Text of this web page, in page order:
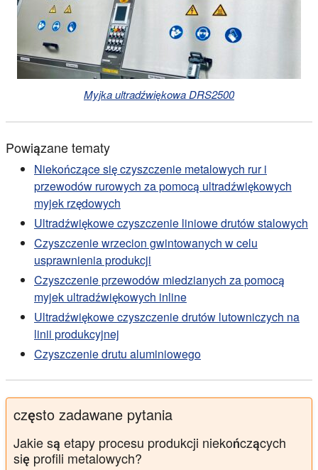
Myjka ultradźwiękowa DRS2500
Powiązane tematy
Niekończące się czyszczenie metalowych rur i
przewodów rurowych za pomocą ultradźwiękowych
myjek rzędowych
Ultradźwiękowe czyszczenie liniowe drutów stalowych
Czyszczenie wrzecion gwintowanych w celu
usprawnienia produkcji
Czyszczenie przewodów miedzianych za pomocą
myjek ultradźwiękowych inline
Ultradźwiękowe czyszczenie drutów lutowniczych na
linii produkcyjnej
Czyszczenie drutu aluminiowego
często zadawane pytania
Jakie są etapy procesu produkcji niekończących
się profili metalowych?